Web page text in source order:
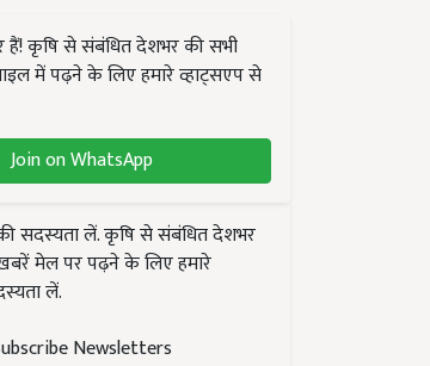
हैं! कृषि से संबंधित देशभर की सभी
में पढ़ने के लिए हमारे व्हाट्सएप से
Join on WhatsApp
सदस्यता लें. कृषि से संबंधित देशभर
मेल पर पढ़ने के लिए हमारे
लें.
Newsletters